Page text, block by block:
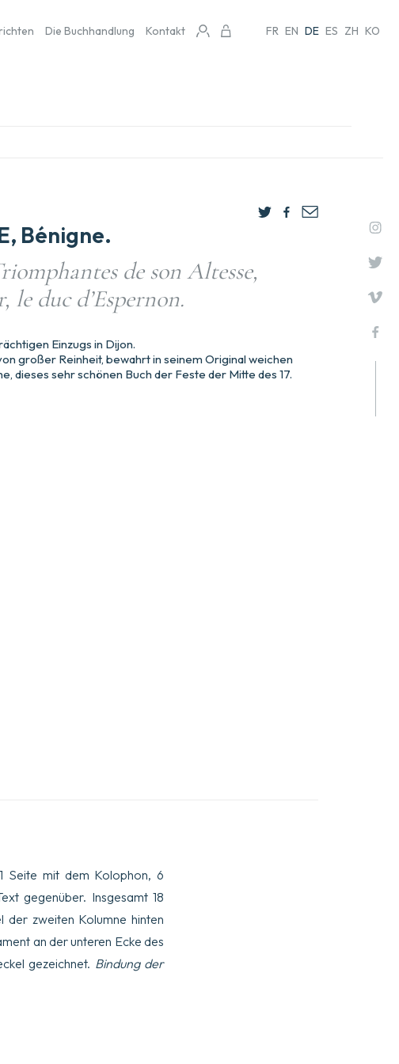
Die Buchhandlung Kontakt FR EN DE ES ZH KO
Bénigne.
de son Altesse,
le duc d’Espernon.
Einzugs in Dijon.
großer Reinheit, bewahrt in seinem Original weichen
dieses sehr schönen Buch der Feste der Mitte des 17.
Seite mit dem Kolophon, 6
gegenüber. Insgesamt 18
der zweiten Kolumne hinten
an der unteren Ecke des
gezeichnet. Bindung der